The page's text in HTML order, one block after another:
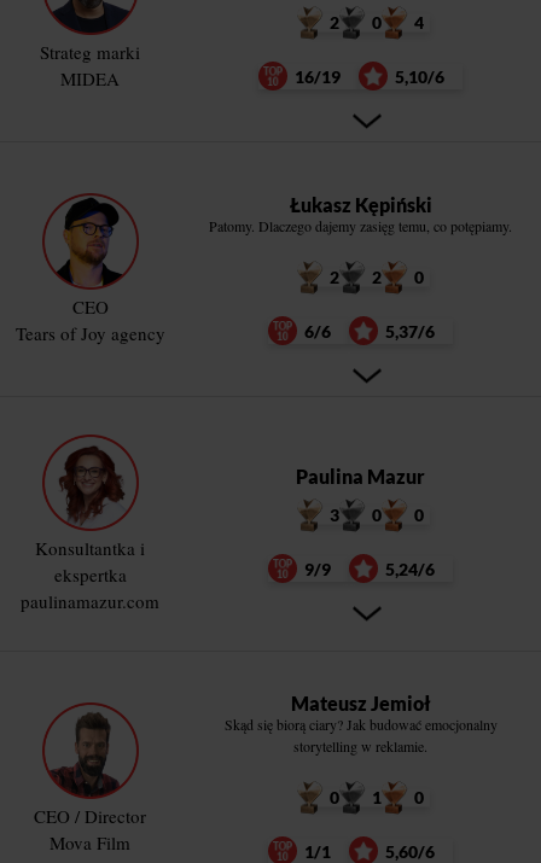
Strateg marki
MIDEA
2 0 4
16/19 5,10/6
CEO
Tears of Joy agency
Łukasz Kępiński
Patomy. Dlaczego dajemy zasięg temu, co potępiamy.
2 2 0
6/6 5,37/6
Konsultantka i
ekspertka
paulinamazur.com
Paulina Mazur
3 0 0
9/9 5,24/6
CEO / Director
Mova Film
Mateusz Jemioł
Skąd się biorą ciary? Jak budować emocjonalny
storytelling w reklamie.
0 1 0
1/1 5,60/6